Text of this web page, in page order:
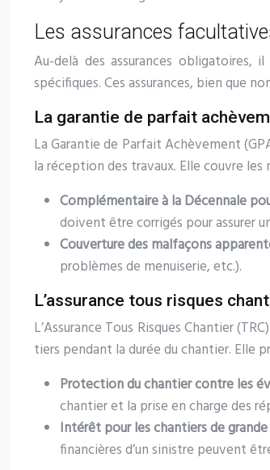
Les assurances
Au-delà des assurances
spécifiques. Ces assurances, bien que
La garantie de parfait
La Garantie de Parfait Achèvement
la réception des travaux. Elle couvre
Complémentaire à la Décennale
doivent être corrigés pour assurer
Couverture des malfaçons
problèmes de menuiserie, etc.).
L’assurance tous risques
L’Assurance Tous Risques Chantier
tiers pendant la durée du chantier. Elle
Protection du chantier contre les
chantier et la prise en charge des
Intérêt pour les chantiers de
financières d’un sinistre peuvent